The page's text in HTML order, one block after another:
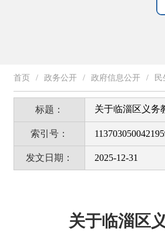
首页 / 政务公开 / 政府信息公开 / 民
标题： 关于临淄区义务
索引号：
发文日期： 2025-12-31
关于临淄区